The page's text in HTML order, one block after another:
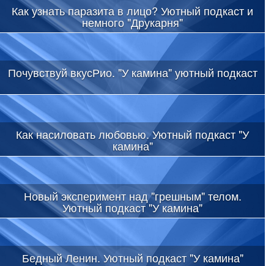
Как узнать паразита в лицо? Уютный подкаст и
немного "Друкарня"
Почувствуй вкусРио. "У камина" уютный подкаст
Как насиловать любовью. Уютный подкаст "У
камина"
Новый эксперимент над "грешным" телом.
Уютный подкаст "У камина"
Бедный Ленин. Уютный подкаст "У камина"